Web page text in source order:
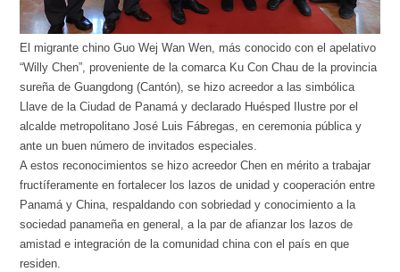
El migrante chino Guo Wej Wan Wen, más conocido con el apelativo
“Willy Chen”, proveniente de la comarca Ku Con Chau de la provincia
sureña de Guangdong (Cantón), se hizo acreedor a las simbólica
Llave de la Ciudad de Panamá y declarado Huésped Ilustre por el
alcalde metropolitano José Luis Fábregas, en ceremonia pública y
ante un buen número de invitados especiales.
A estos reconocimientos se hizo acreedor Chen en mérito a trabajar
fructíferamente en fortalecer los lazos de unidad y cooperación entre
Panamá y China, respaldando con sobriedad y conocimiento a la
sociedad panameña en general, a la par de afianzar los lazos de
amistad e integración de la comunidad china con el país en que
residen.